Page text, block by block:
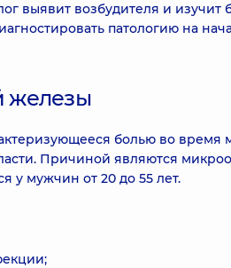
выявит возбудителя и изучит
патологию на
железы
болью во время
Причиной являются
у мужчин от 20 до 55 лет.